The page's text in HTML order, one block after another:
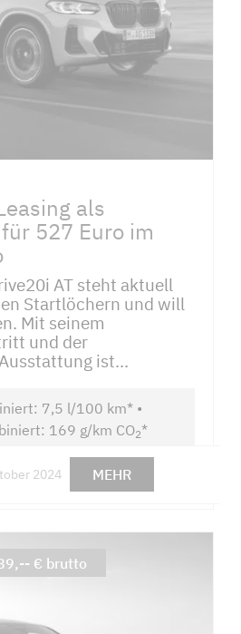
als
527 Euro im
AT steht aktuell
Startlöchern und will
Mit seinem
und der
ist...
7,5 l/100 km* •
169 g/km CO2*
2024 MEHR
€ brutto